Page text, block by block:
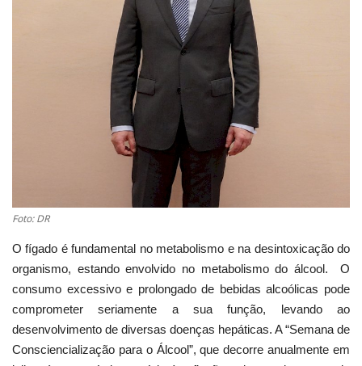
Foto: DR
O fígado é fundamental no metabolismo e na desintoxicação do
organismo, estando envolvido no metabolismo do álcool. O
consumo excessivo e prolongado de bebidas alcoólicas pode
comprometer seriamente a sua função, levando ao
desenvolvimento de diversas doenças hepáticas. A “Semana de
Consciencialização para o Álcool”, que decorre anualmente em